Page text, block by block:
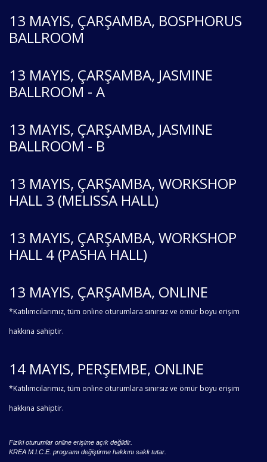
13 MAYIS, ÇARŞAMBA, BOSPHORUS
BALLROOM
13 MAYIS, ÇARŞAMBA, JASMINE
BALLROOM - A
13 MAYIS, ÇARŞAMBA, JASMINE
BALLROOM - B
13 MAYIS, ÇARŞAMBA, WORKSHOP
HALL 3 (MELISSA HALL)
13 MAYIS, ÇARŞAMBA, WORKSHOP
HALL 4 (PASHA HALL)
13 MAYIS, ÇARŞAMBA, ONLINE
*Katılımcılarımız, tüm online oturumlara sınırsız ve ömür boyu erişim
hakkına sahiptir.
14 MAYIS, PERŞEMBE, ONLINE
*Katılımcılarımız, tüm online oturumlara sınırsız ve ömür boyu erişim
hakkına sahiptir.
Fiziki oturumlar online erişime açık değildir.
KREA M.I.C.E. programı değiştirme hakkını saklı tutar.